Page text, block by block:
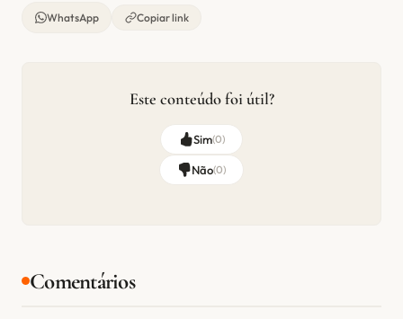
WhatsApp Copiar link
Este conteúdo foi útil?
Sim(0)
Não(0)
Comentários